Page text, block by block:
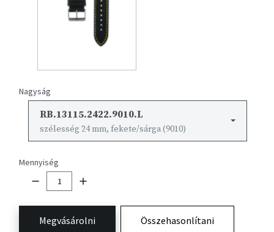
Nagyság
RB.13115.2422.9010.L
szélesség 24 mm, fekete/sárga (9010)
Mennyiség
Megvásárolni Összehasonlítani